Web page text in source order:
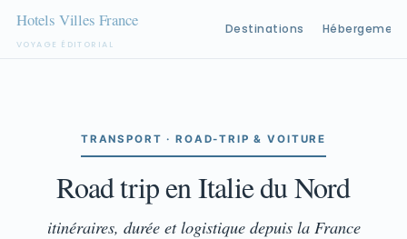
VOYAGE ÉDITORIAL
Destinations Hébergement
TRANSPORT · ROAD-TRIP & VOITURE
Road trip en Italie du Nord
itinéraires, durée et logistique depuis la France